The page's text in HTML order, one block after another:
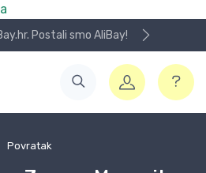
Postali smo AliBay!
Povratak